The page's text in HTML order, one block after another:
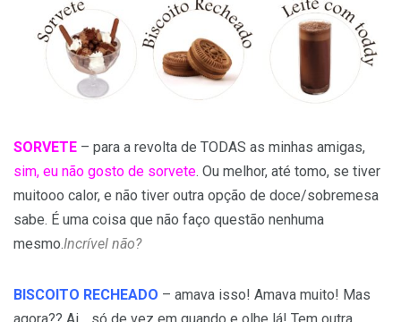
SORVETE – para a revolta de TODAS as minhas amigas,
sim, eu não gosto de sorvete. Ou melhor, até tomo, se tiver
muitooo calor, e não tiver outra opção de doce/sobremesa
sabe. É uma coisa que não faço questão nenhuma
mesmo.Incrível não?
BISCOITO RECHEADO – amava isso! Amava muito! Mas